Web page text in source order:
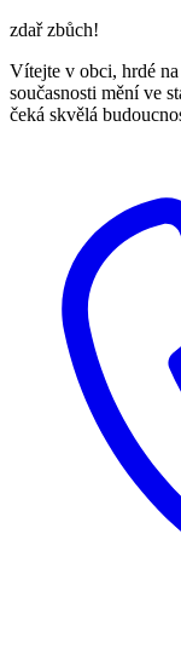
zdař zbůch!
Vítejte v obci, hrdé
současnosti mění ve
čeká skvělá